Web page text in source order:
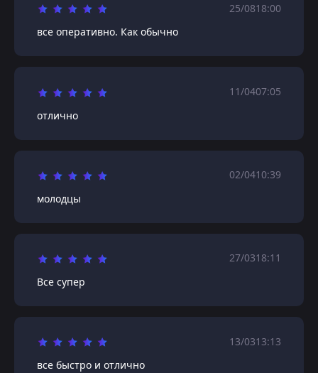
25/0818:00
все оперативно. Как обычно
11/0407:05
отлично
02/0410:39
молодцы
27/0318:11
Все супер
13/0313:13
все быстро и отлично